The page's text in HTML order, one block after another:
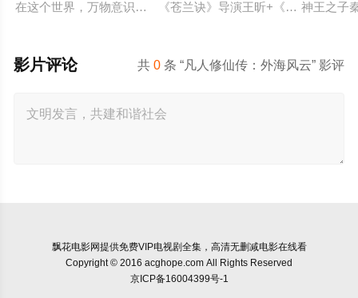
在这个世界，万物意识皆由微观粒⼦构成，而岚海少年林野天生
《苍兰诀》导演王昕+《咒术回战》
神王之子
共0 条 “凡人修仙传：外海风云” 影评
影片评论
飘花电影网提供免费VIP电视剧全集，高清无删减电影在线看
Copyright © 2016 acghope.com All Rights Reserved
京ICP备16004399号-1